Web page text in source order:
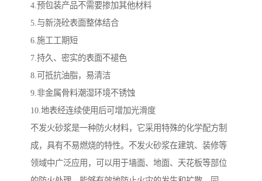
4.预包装产品不需要掺加其他材料
5.与新浇砼表面整体结合
6.施工工期短
7.持久、密实的表面不褪色
8.可抵抗油脂，易清洁
9.非金属骨料潮湿环境不锈蚀
10.地表经连续使用后可增加光滑度
不发火砂浆是一种防火材料，它采用特殊的化学配方制
成，具有不易燃烧的特性。不发火砂浆在建筑、装修等
领域中广泛应用，可以用于墙面、地面、天花板等部位